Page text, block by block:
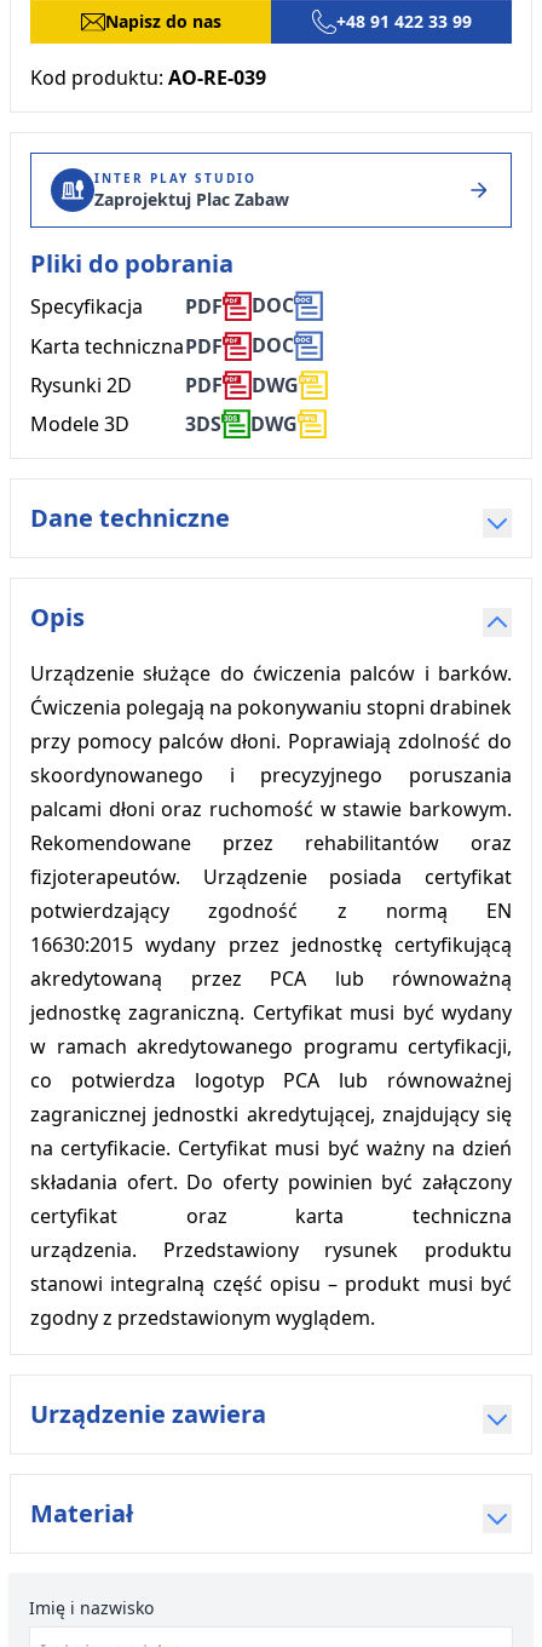
Napisz do nas +48 91 422 33 99
Kod produktu: AO-RE-039
INTER PLAY STUDIO
Zaprojektuj Plac Zabaw
Pliki do pobrania
Specyfikacja PDF
DOC
Karta technicznaPDF
DOC
Rysunki 2D
PDF
DWG
Modele 3D
3DS DWG
Dane techniczne
Opis
Urządzenie służące do ćwiczenia palców i barków.
Ćwiczenia polegają na pokonywaniu stopni drabinek
przy pomocy palców dłoni. Poprawiają zdolność do
skoordynowanego i precyzyjnego poruszania
palcami dłoni oraz ruchomość w stawie barkowym.
Rekomendowane przez rehabilitantów oraz
fizjoterapeutów. Urządzenie posiada certyfikat
potwierdzający zgodność z normą EN
16630:2015 wydany przez jednostkę certyfikującą
akredytowaną przez PCA lub równoważną
jednostkę zagraniczną. Certyfikat musi być wydany
w ramach akredytowanego programu certyfikacji,
co potwierdza logotyp PCA lub równoważnej
zagranicznej jednostki akredytującej, znajdujący się
na certyfikacie. Certyfikat musi być ważny na dzień
składania ofert. Do oferty powinien być załączony
certyfikat oraz karta techniczna
urządzenia. Przedstawiony rysunek produktu
stanowi integralną część opisu – produkt musi być
zgodny z przedstawionym wyglądem.
Urządzenie zawiera
Materiał
Imię i nazwisko